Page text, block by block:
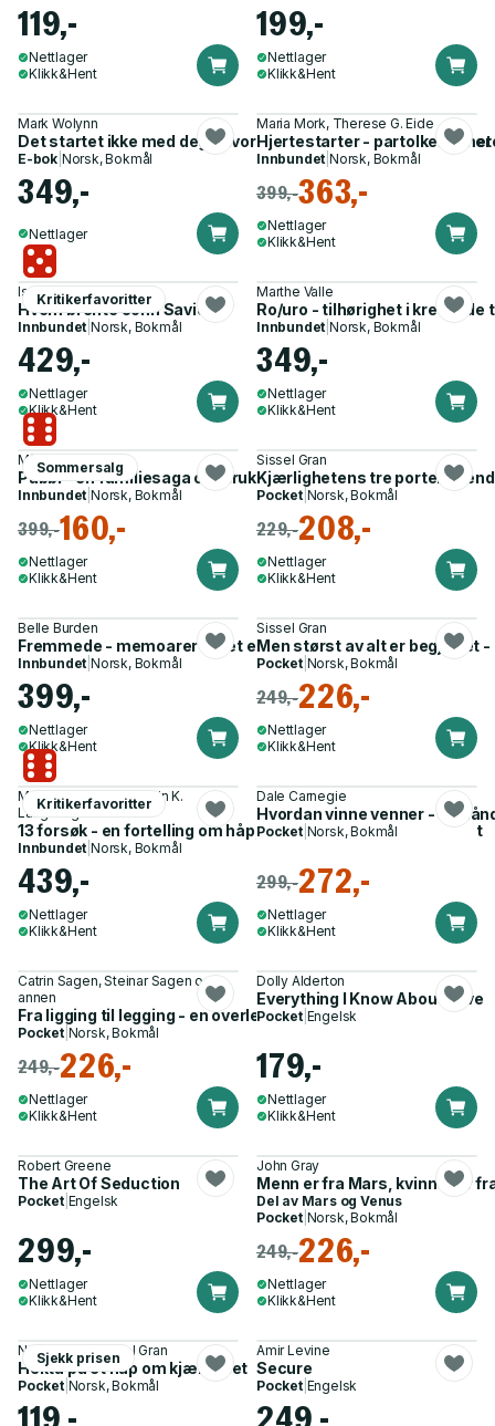
119,-
Nettlager
Klikk&Hent
199,-
Nettlager
Klikk&Hent
Mark Wolynn
Det startet ikke med deg - hvordan nedarvede
E-bok Norsk, Bokmål
349,-
Nettlager
Maria Mork, Therese G. Eide
Hjertestarter - partolkens
Innbundet |Norsk, Bokmål
399,-363,-
Nettlager
Klikk&Hent
Kritikerfavoritter
Isalill Kolpus
Hvem brente John Savio?
Innbundet |Norsk, Bokmål
429,-
Nettlager
Klikk&Hent
Marthe Valle
Ro/uro - tilhørighet i krevende
Innbundet |Norsk, Bokmål
349,-
Nettlager
Klikk&Hent
Sommersalg
Mímir Kristjánsson
Pabbi - en familiesaga om drukkenskap
Innbundet |Norsk, Bokmål
399,-160,-
Nettlager
Klikk&Hent
Sissel Gran
Kjærlighetens tre porter -
Pocket| Norsk, Bokmål
229,-208,-
Nettlager
Klikk&Hent
Belle Burden
Fremmede - memoarer fra et ekteskap
Innbundet |Norsk, Bokmål
399,-
Nettlager
Klikk&Hent
Sissel Gran
Men størst av alt er begjæret
Pocket| Norsk, Bokmål
249,-226,-
Nettlager
Klikk&Hent
Kritikerfavoritter
Maren Ørstavik, Øystein K.
Langberg
13 forsøk - en fortelling om håp, skam og ufrivillig barnløshet
Innbundet |Norsk, Bokmål
439,-
Nettlager
Klikk&Hent
Dale Carnegie
Hvordan vinne venner - en
Pocket| Norsk, Bokmål
299,-272,-
Nettlager
Klikk&Hent
Catrin Sagen, Steinar Sagen og 1
annen
Fra ligging til legging - en overlevelsesguide til paret
Pocket| Norsk, Bokmål
249,-226,-
Nettlager
Klikk&Hent
Dolly Alderton
Everything I Know About Love
Pocket| Engelsk
179,-
Nettlager
Klikk&Hent
Robert Greene
The Art Of Seduction
Pocket| Engelsk
299,-
Nettlager
Klikk&Hent
John Gray
Menn er fra Mars, kvinner er
Del av Mars og Venus
Pocket| Norsk, Bokmål
249,-226,-
Nettlager
Klikk&Hent
Sjekk prisen
Nora Skaug, Sissel Gran
Hekta på et håp om kjærlighet
Pocket| Norsk, Bokmål
Amir Levine
Secure
Pocket| Engelsk